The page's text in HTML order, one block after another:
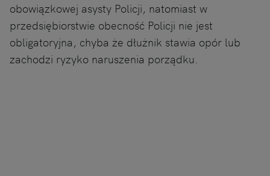
obowiązkowej asysty Policji, natomiast w
przedsiębiorstwie obecność Policji nie jest
obligatoryjna, chyba że dłużnik stawia opór lub
zachodzi ryzyko naruszenia porządku.